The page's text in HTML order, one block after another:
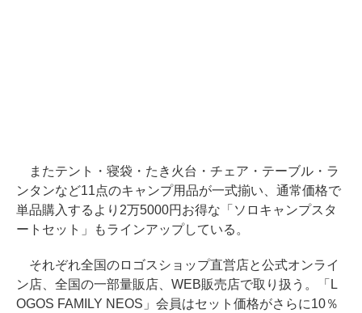
またテント・寝袋・たき火台・チェア・テーブル・ラ
ンタンなど11点のキャンプ用品が一式揃い、通常価格で
単品購入するより2万5000円お得な「ソロキャンプスタ
ートセット」もラインアップしている。
それぞれ全国のロゴスショップ直営店と公式オンライ
ン店、全国の一部量販店、WEB販売店で取り扱う。「L
OGOS FAMILY NEOS」会員はセット価格がさらに10％